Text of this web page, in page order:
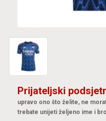
Prijateljski
upravo ono što želite, ne
trebate unijeti željeno ime i